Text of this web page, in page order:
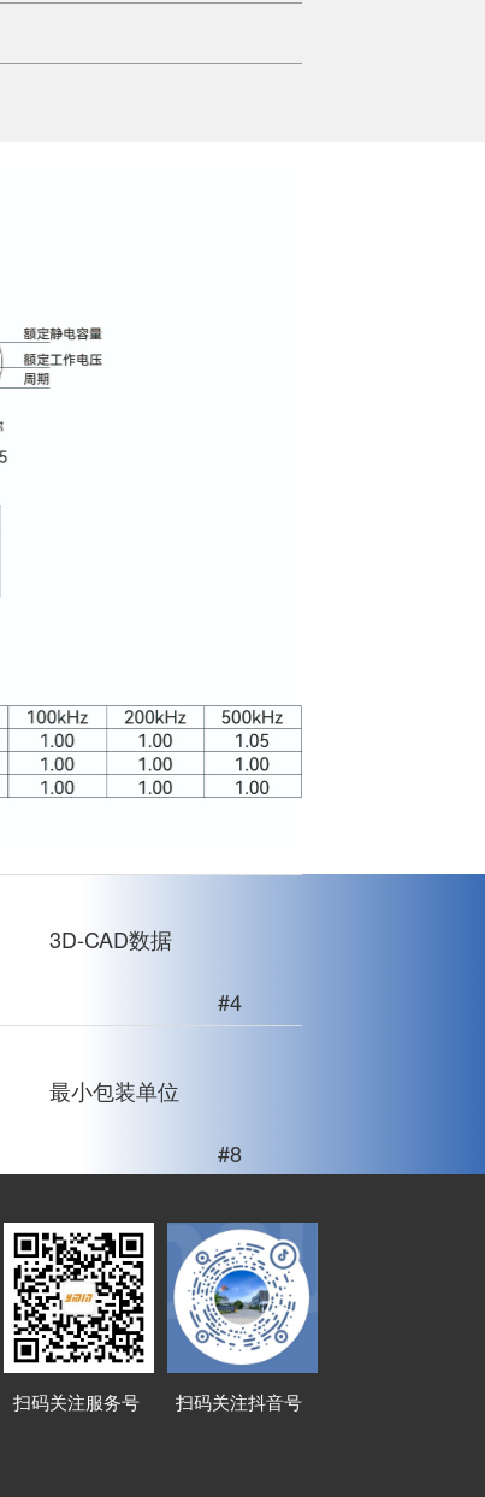
3D-CAD数据
#4
最小包装单位
#8
扫码关注服务号 扫码关注抖音号